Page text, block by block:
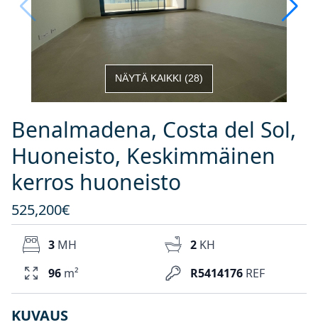
NÄYTÄ KAIKKI (28)
Benalmadena, Costa del Sol,
Huoneisto, Keskimmäinen
kerros huoneisto
525,200€
R5414176 REF
3 MH 2 KH
96 m²
KUVAUS